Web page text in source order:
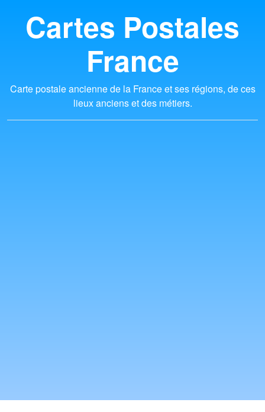
Cartes Postales
France
Carte postale ancienne de la France et ses régions, de ces
lieux anciens et des métiers.